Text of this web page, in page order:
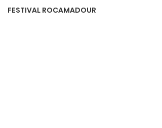
FESTIVAL ROCAMADOUR